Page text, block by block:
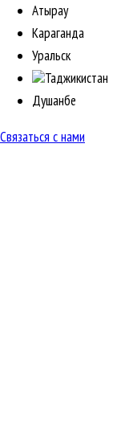
Атырау
Караганда
Уральск
Таджикистан
Душанбе
Связаться с нами